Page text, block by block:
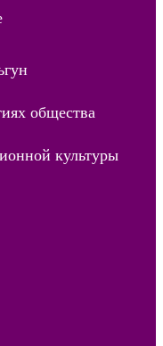
общества
культуры